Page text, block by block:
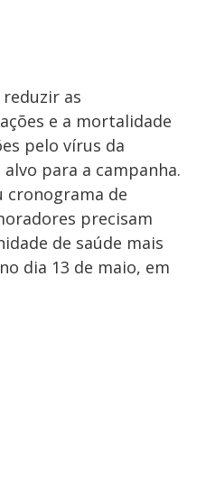
reduzir as
e a mortalidade
pelo vírus da
para a campanha.
cronograma de
precisam
de saúde mais
dia 13 de maio, em